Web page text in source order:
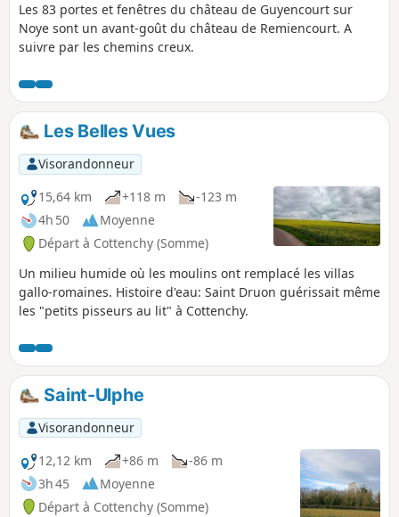
Les 83 portes et fenêtres du château de Guyencourt sur
Noye sont un avant-goût du château de Remiencourt. A
suivre par les chemins creux.
Les Belles Vues
Visorandonneur
15,64 km
+118 m
-123 m
4h 50
Moyenne
Départ à Cottenchy (Somme)
Un milieu humide où les moulins ont remplacé les villas
gallo-romaines. Histoire d'eau: Saint Druon guérissait même
les "petits pisseurs au lit" à Cottenchy.
Saint-Ulphe
Visorandonneur
12,12 km
+86 m
-86 m
3h 45
Moyenne
Départ à Cottenchy (Somme)